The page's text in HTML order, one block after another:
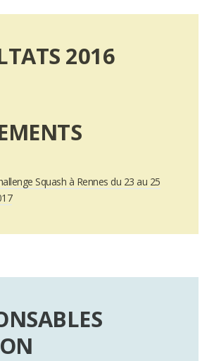
2016
Squash à Rennes du 23 au 25